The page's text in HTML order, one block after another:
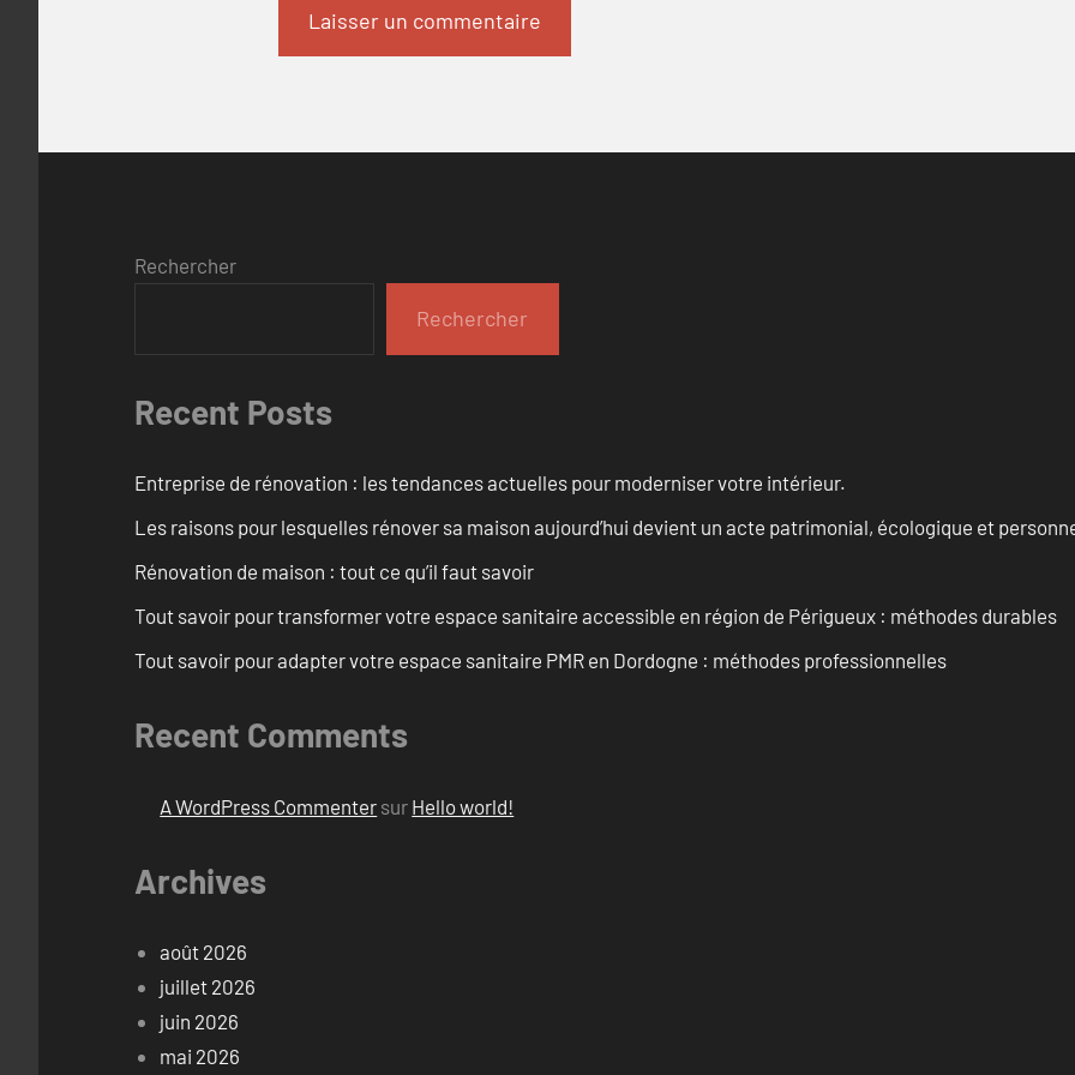
Rechercher
Rechercher
Recent Posts
Entreprise de rénovation : les tendances actuelles pour moderniser votre intérieur.
Les raisons pour lesquelles rénover sa maison aujourd’hui devient un acte patrimonial, écologique et
Rénovation de maison : tout ce qu’il faut savoir
Tout savoir pour transformer votre espace sanitaire accessible en région de Périgueux : méthodes durables
Tout savoir pour adapter votre espace sanitaire PMR en Dordogne : méthodes professionnelles
Recent Comments
A WordPress Commenter sur Hello world!
Archives
août 2026
juillet 2026
juin 2026
mai 2026